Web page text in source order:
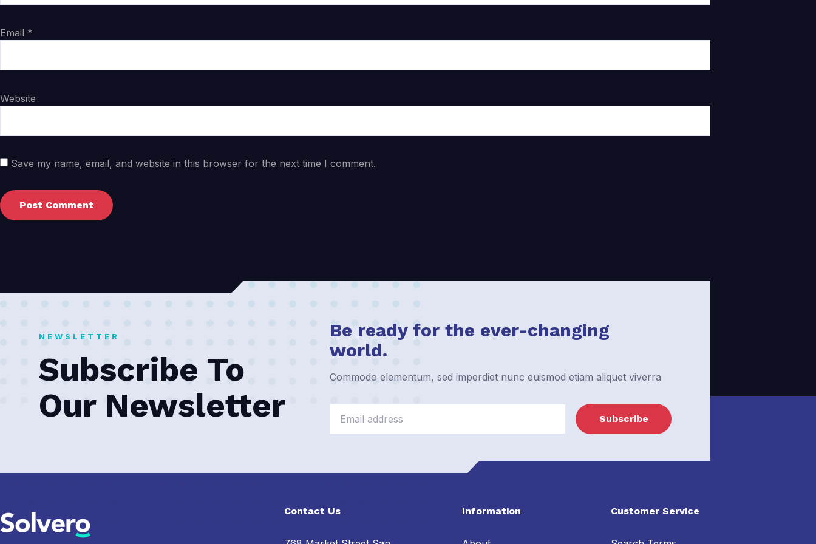
Email *
Website
Save my name, email, and website in this browser for the next time I comment.
NEWSLETTER
Subscribe To
Our Newsletter
Be ready for the ever-changing
world.
Commodo elementum, sed imperdiet nunc euismod etiam aliquet viverra
Subscribe
Contact Us Information Customer Service